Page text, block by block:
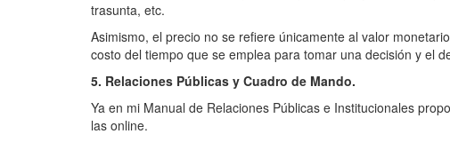
trasunta, etc.
Asimismo, el precio no se refiere únicamente al valor
costo del tiempo que se emplea para tomar una decisión y el
5. Relaciones Públicas y Cuadro de Mando.
Ya en mi Manual de Relaciones Públicas e Institucionales
las online.